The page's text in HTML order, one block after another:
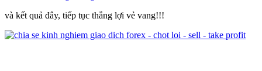
và kết quả đây, tiếp tục thắng lợi vẻ vang!!!